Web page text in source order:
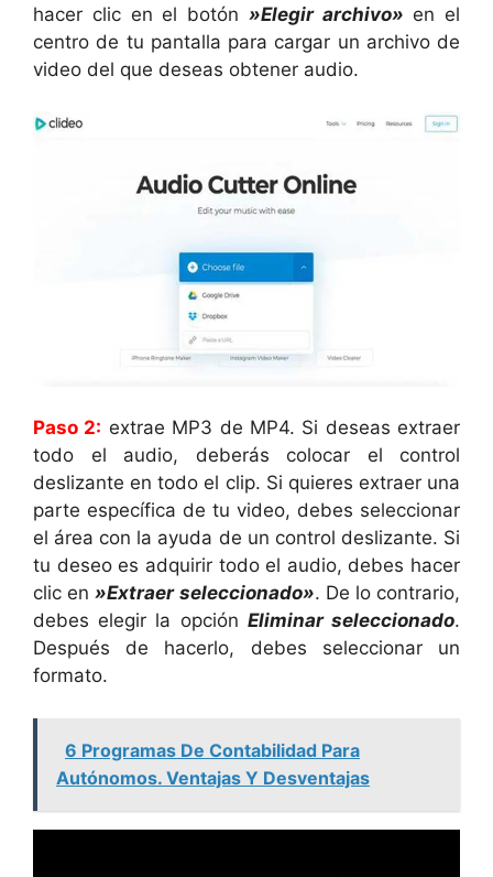
hacer clic en el botón »Elegir archivo» en el
centro de tu pantalla para cargar un archivo de
video del que deseas obtener audio.
Paso 2: extrae MP3 de MP4. Si deseas extraer
todo el audio, deberás colocar el control
deslizante en todo el clip. Si quieres extraer una
parte específica de tu video, debes seleccionar
el área con la ayuda de un control deslizante. Si
tu deseo es adquirir todo el audio, debes hacer
clic en»Extraer seleccionado». De lo contrario,
debes elegir la opción Eliminar seleccionado.
Después de hacerlo, debes seleccionar un
formato.
6 Programas De Contabilidad Para
Autónomos. Ventajas Y Desventajas